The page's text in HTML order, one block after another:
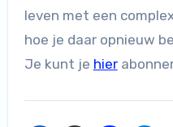
leven met een
hoe je daar opnieuw
Je kunt je hier